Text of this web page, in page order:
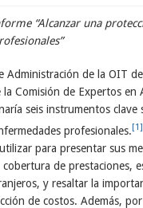
“Alcanzar una
Administración de la OIT
Comisión de Expertos en
seis instrumentos
profesionales.[1]
para presentar sus
de prestaciones,
y resaltar la
de costos. Además,